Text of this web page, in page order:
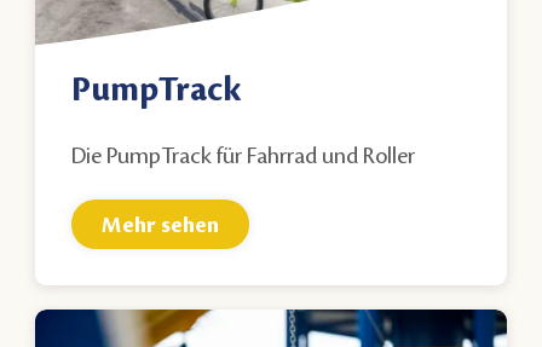
PumpTrack
Die PumpTrack für Fahrrad und Roller
Mehr sehen